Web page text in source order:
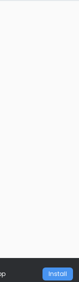
Install